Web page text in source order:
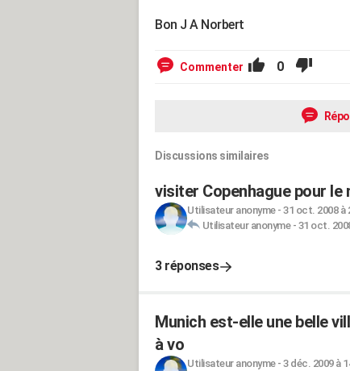
Bon J A Norbert
Commenter 0
Discussions similaires
visiter Copenhague pour le
Utilisateur anonyme- 31 oct. 2008 à
Utilisateur anonyme- 31 oct.
3 réponses
Munich est-elle une belle
à vo
Utilisateur anonyme- 3 déc. 2009 à